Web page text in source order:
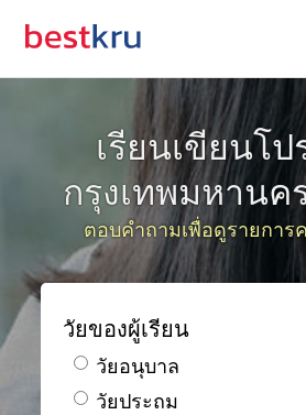
เรียนเขียนโ
กรุงเทพมหาน
ตอบคำถามเพื่อดูรายกา
วัยของผู้เรียน
วัยอนุบาล
วัยประถม